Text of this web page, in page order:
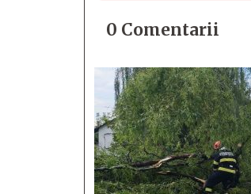
0 Comentarii